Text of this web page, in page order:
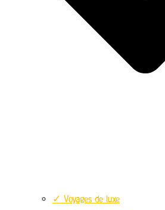
✓ Voyages de luxe